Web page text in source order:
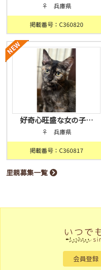
♀ 兵庫県
掲載番号：C360820
好奇心旺盛な女の子…
♀ 兵庫県
掲載番号：C360817
里親募集一覧
会員登録